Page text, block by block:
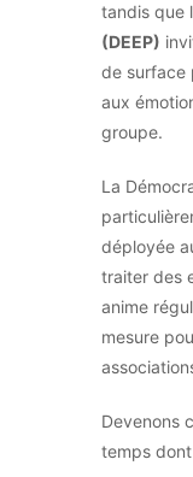
tandis que
(DEEP)
de surface
aux
groupe.
La
déployée
traiter des
anime
mesure
Devenons
temps